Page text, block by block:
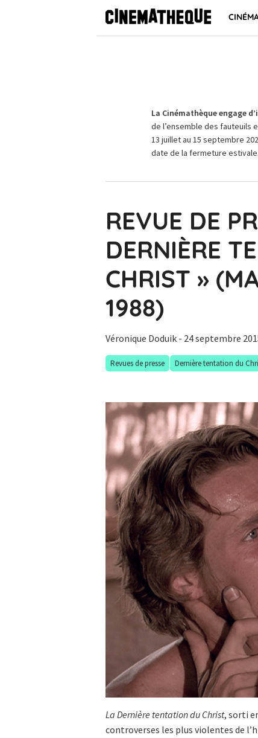
La Cinémathèque engage
de l’ensemble des fauteuils
13 juillet au 15 septembre
date de la fermeture estivale.
REVUE DE
DERNIÈRE
CHRIST »
1988)
Véronique Doduik - 24 septembre
Revues de presse Dernière tentation du
La Dernière tentation du Christ, sorti
controverses les plus violentes de